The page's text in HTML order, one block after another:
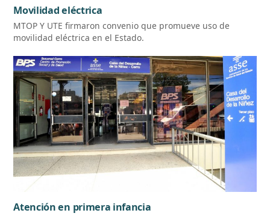
Movilidad eléctrica
MTOP Y UTE firmaron convenio que promueve uso de
movilidad eléctrica en el Estado.
Atención en primera infancia